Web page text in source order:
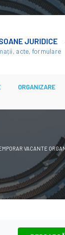
JURIDICE
acte, formulare
ORGANIZARE
VACANTE